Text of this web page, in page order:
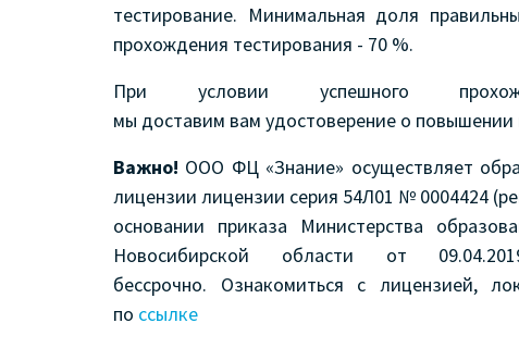
тестирование. Минимальная доля
прохождения тестирования - 70 %.
При условии успешного
мы доставим вам удостоверение о
Важно! ООО ФЦ «Знание» осуществляет
лицензии лицензии серия 54Л01 № 0004424
основании приказа Министерства
Новосибирской области от
бессрочно. Ознакомиться с лицензией,
по ссылке